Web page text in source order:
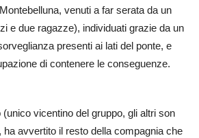
venuti a far serata da un
e due ragazze), individuati grazie da un
presenti ai lati del ponte, e
di contenere le conseguenze.
vicentino del gruppo, gli altri son
avvertito il resto della compagnia che